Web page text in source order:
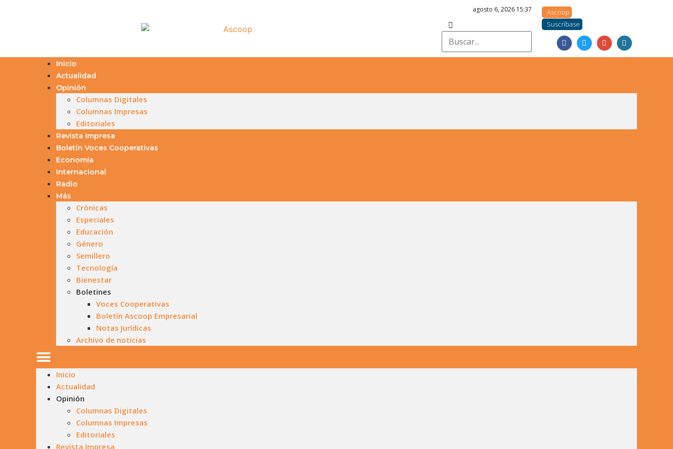
agosto 6, 2026 15:37
Ascoop
Suscríbase
Inicio
Actualidad
Opinión
Columnas Digitales
Columnas Impresas
Editoriales
Revista Impresa
Boletín Voces Cooperativas
Economía
Internacional
Radio
Más
Crónicas
Especiales
Educación
Género
Semillero
Tecnología
Bienestar
Boletines
Voces Cooperativas
Boletín Ascoop Empresarial
Notas Jurídicas
Archivo de noticias
Inicio
Actualidad
Opinión
Columnas Digitales
Columnas Impresas
Editoriales
Revista Impresa